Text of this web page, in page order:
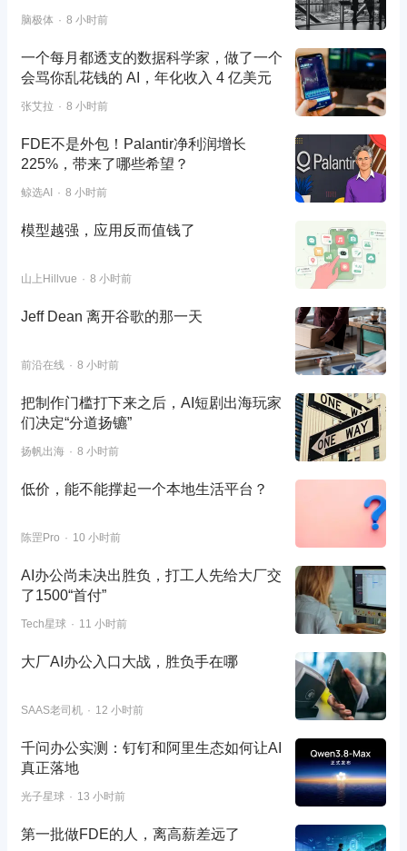
脑极体 8 小时前
一个每月都透支的数据科学家，做了一个
会骂你乱花钱的 AI，年化收入 4 亿美元
张艾拉 8 小时前
FDE不是外包！Palantir净利润增长
225%，带来了哪些希望？
鲸选AI 8 小时前
模型越强，应用反而值钱了
山上Hillvue 8 小时前
Jeff Dean 离开谷歌的那一天
前沿在线 8 小时前
把制作门槛打下来之后，AI短剧出海玩家
们决定“分道扬镳”
扬帆出海 8 小时前
低价，能不能撑起一个本地生活平台？
陈罡Pro 10 小时前
AI办公尚未决出胜负，打工人先给大厂交
了1500“首付”
Tech星球 11 小时前
大厂AI办公入口大战，胜负手在哪
SAAS老司机 12 小时前
千问办公实测：钉钉和阿里生态如何让AI
真正落地
光子星球 13 小时前
第一批做FDE的人，离高薪差远了